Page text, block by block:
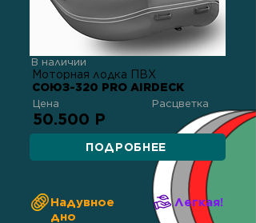
В наличии
Моторная лодка ПВХ
СОЮЗ-320 PRO AIRDECK
Цена Расцветка
50.500 Р
ПОДРОБНЕЕ
Надувное
дно
Легкая!